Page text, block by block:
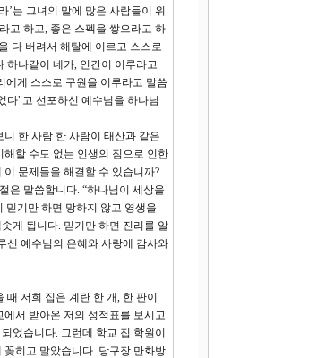
는 그녀의 말에 많은 사람들이 위
고 하고, 좋은 스펙을 쌓으라고 하
다 버려서 해탈에 이르고 스스로
하나같이 네가, 인간이 이루라고
에게 스스로 구원을 이루라고 말씀
다"고 선포하신 예수님을 하나님
한 사람 한 사람이 태산과 같은
할 수도 없는 인생의 짐으로 인한
문제들을 해결할 수 있습니까?
은 말씀합니다. “하나님이 세상을
믿기만 하면 망하지 않고 영생을
게 됩니다. 믿기만 하면 진리를 알
신 예수님의 은혜와 사랑에 감사와
저희 집은 계란 한 개, 한 판이
서 받아온 저의 성적표를 보시고
었습니다. 그런데 학교 집 학원이
히고 말았습니다. 당구장 만화방